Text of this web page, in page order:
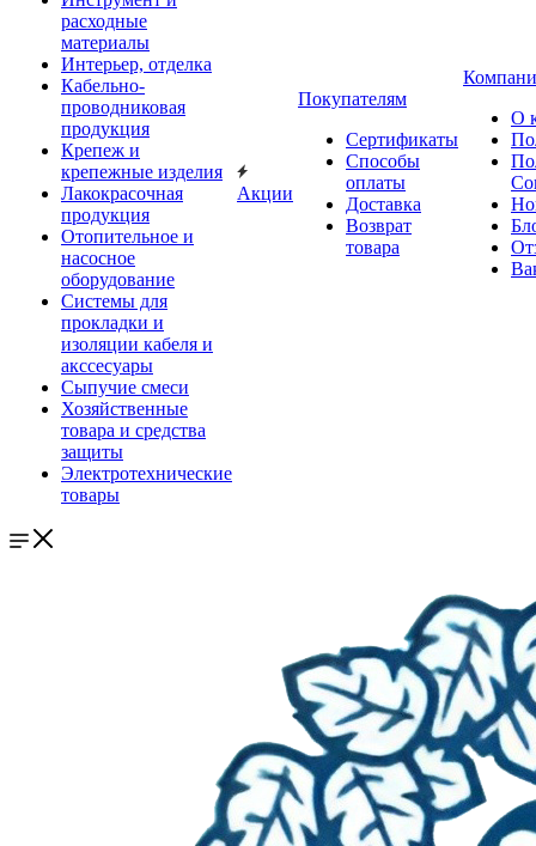
расходные
материалы
Интерьер, отделка
Кабельно-
проводниковая
продукция
Крепеж и
крепежные изделия
Лакокрасочная
продукция
Отопительное и
насосное
оборудование
Системы для
прокладки и
изоляции кабеля и
акссесуары
Сыпучие смеси
Хозяйственные
товара и средства
защиты
Электротехнические
товары
Акции
Покупателям
Сертификаты
Способы
оплаты
Доставка
Возврат
товара
О